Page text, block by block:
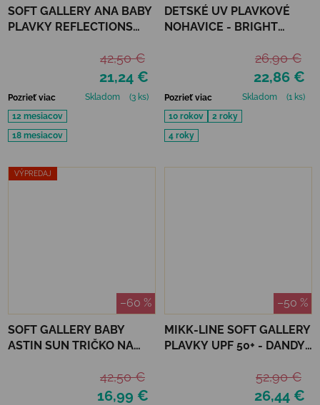
SOFT GALLERY ANA BABY
PLAVKY REFLECTIONS
21,24 €
42,50 €
Pozrieť viac Skladom
(3 ks)
12 mesiacov
18 mesiacov
DETSKÉ UV PLAVKOVÉ
NOHAVICE - BRIGHT
22,86 €
26,90 €
Pozrieť viac Skladom
(1 ks)
10 rokov
2 roky
4 roky
VÝPREDAJ
–60 %
SOFT GALLERY BABY
ASTIN SUN TRIČKO NA
16,99 €
42,50 €
–50 %
MIKK-LINE SOFT GALLERY
PLAVKY UPF 50+ - DANDY
26,44 €
52,90 €